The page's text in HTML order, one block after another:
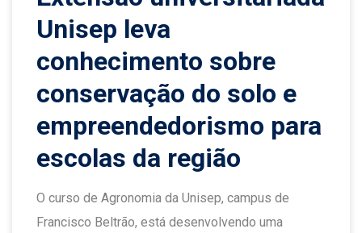
Unisep leva
conhecimento sobre
conservação do solo e
empreendedorismo para
escolas da região
O curso de Agronomia da Unisep, campus de
Francisco Beltrão, está desenvolvendo uma